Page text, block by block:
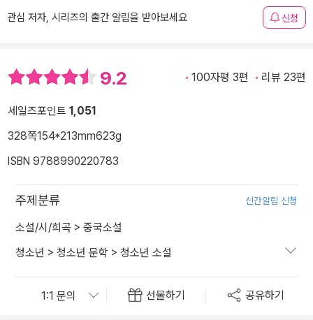
관심 저자, 시리즈의 출간 알림을 받아보세요 신청
9.2 100자평 3편 리뷰 23편
세일즈포인트 1,051
328쪽154*213mm623g
ISBN 9788990220783
주제분류 신간알림 신청
소설/시/희곡 > 중국소설
청소년 > 청소년 문학 > 청소년 소설
선물하기 공유하기